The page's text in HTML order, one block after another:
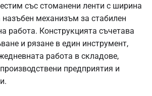
със стоманени ленти с ширина
механизъм за стабилен
работа. Конструкцията съчетава
и рязане в един инструмент,
работа в складове,
предприятия и